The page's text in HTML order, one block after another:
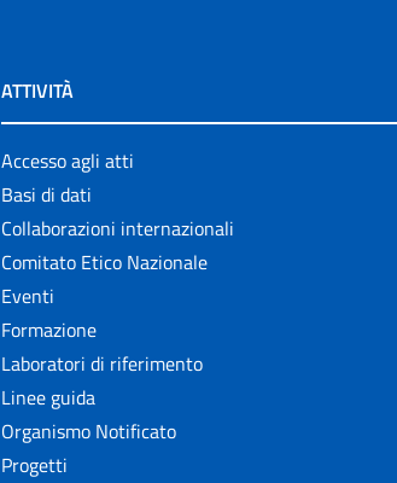
ATTIVITÀ
Accesso agli atti
Basi di dati
Collaborazioni internazionali
Comitato Etico Nazionale
Eventi
Formazione
Laboratori di riferimento
Linee guida
Organismo Notificato
Progetti